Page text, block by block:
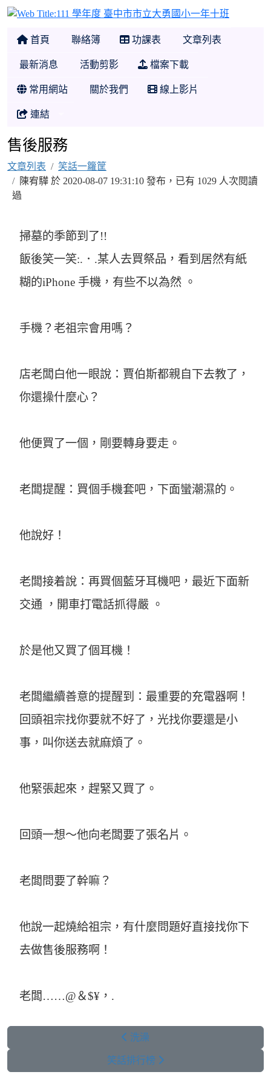
首頁 聯絡簿 功課表 文章列表
最新消息 活動剪影 檔案下載
常用網站 關於我們 線上影片
連結
售後服務
文章列表
笑話一籮筐
陳宥驊 於 2020-08-07 19:31:10 發布，已有 1029 人次閱讀
過
掃墓的季節到了!!
飯後笑一笑:.．.某人去買祭品，看到居然有紙
糊的iPhone 手機，有些不以為然 。
手機？老祖宗會用嗎？
店老闆白他一眼說：賈伯斯都親自下去教了，
你還操什麼心？
他便買了一個，剛要轉身要走。
老闆提醒：買個手機套吧，下面蠻潮濕的。
他說好！
老闆接着說：再買個藍牙耳機吧，最近下面新
交通 ，開車打電話抓得嚴 。
於是他又買了個耳機！
老闆繼續善意的提醒到：最重要的充電器啊！
回頭祖宗找你要就不好了，光找你要還是小
事，叫你送去就麻煩了。
他緊張起來，趕緊又買了。
回頭一想～他向老闆要了張名片。
老闆問要了幹嘛？
他說一起燒給祖宗，有什麼問題好直接找你下
去做售後服務啊！
老闆……@＆$¥，.
洗澡
笑話排行榜